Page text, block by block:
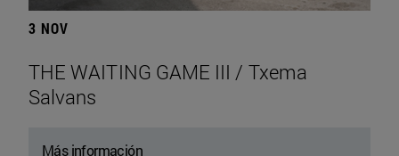
3 NOV
THE WAITING GAME III / Txema
Salvans
Más información